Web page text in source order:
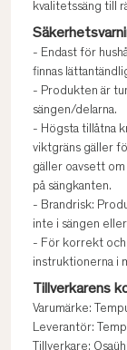
kvalitetssäng till
- Endast för
finnas
- Produkten är
sängen/delarna.
- Högsta tillåtna
viktgräns gäller
gäller oavsett
på sängkanten.
- Brandrisk:
inte i sängen
- För korrekt
instruktionerna i
Tillverkarens
Varumärke:
Leverantör:
Tillverkare: